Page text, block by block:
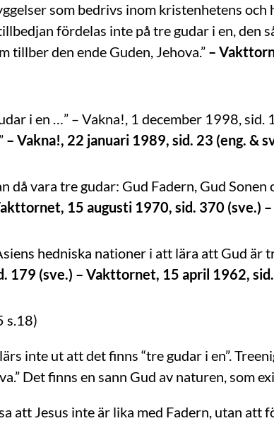
som bedrivs inom kristenhetens
fördelas inte på tre gudar i en, den
tillber den ende Guden, Jehova.” –
i en …” – Vakna!, 1 december 1998,
– Vakna!, 22 januari 1989, sid. 23 (eng. &
då vara tre gudar: Gud Fadern, Gud
15 augusti 1970, sid. 370 (sve.)
hedniska nationer i att lära att Gud är
179 (sve.) – Vakttornet, 15 april 1962,
s.18)
inte ut att det finns “tre gudar i en”.
Det finns en sann Gud av naturen, som
att Jesus inte är lika med Fadern, utan att